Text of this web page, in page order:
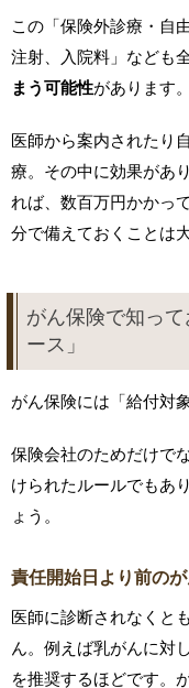
この「保険外診療・自
注射、入院料」なども
まう可能性があります。
医師から案内されたり
療。その中に効果があ
れば、数百万円かかっ
分で備えておくことは
がん保険で知っ
ース」
がん保険には「給付対
保険会社のためだけで
けられたルールでもあ
ょう。
責任開始日より前の
医師に診断されなくと
ん。例えば乳がんに対
を推奨するほどです。